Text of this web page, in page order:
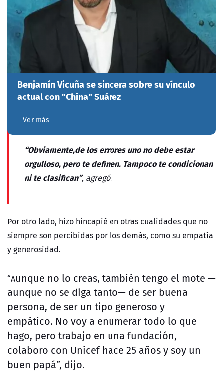
Benjamín Vicuña se sincera sobre su vínculo
actual con "China" Suárez
Ver más
“Obviamente,de los errores uno no debe estar
orgulloso, pero te definen. Tampoco te condicionan
ni te clasifican”, agregó.
Por otro lado, hizo hincapié en otras cualidades que no
siempre son percibidas por los demás, como su empatía
y generosidad.
“Aunque no lo creas, también tengo el mote —
aunque no se diga tanto— de ser buena
persona, de ser un tipo generoso y
empático. No voy a enumerar todo lo que
hago, pero trabajo en una fundación,
colaboro con Unicef hace 25 años y soy un
buen papá”, dijo.